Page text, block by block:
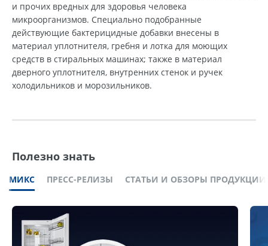
и прочих вредных для здоровья человека
микроорганизмов. Специально подобранные
действующие бактерицидные добавки внесены в
материал уплотнителя, гребня и лотка для моющих
средств в стиральных машинах; также в материал
дверного уплотнителя, внутренних стенок и ручек
холодильников и морозильников.
Полезно знать
МИКС ПРЕСС-РЕЛИЗЫ СТАТЬИ И ОБЗОРЫ ПРОДУКЦИИ